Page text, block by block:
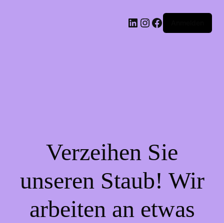
LinkedIn
Instagram
Facebook
Verzeihen Sie
unseren Staub! Wir
arbeiten an etwas